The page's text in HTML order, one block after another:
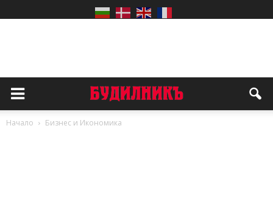
Начало Бизнес и Икономика